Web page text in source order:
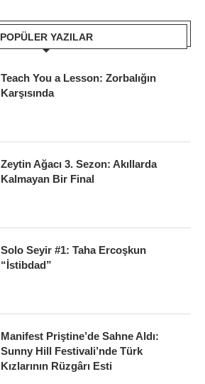
POPÜLER YAZILAR
Teach You a Lesson: Zorbalığın
Karşısında
Zeytin Ağacı 3. Sezon: Akıllarda
Kalmayan Bir Final
Solo Seyir #1: Taha Ercoşkun
“İstibdad”
Manifest Priştine’de Sahne Aldı:
Sunny Hill Festivali’nde Türk
Kızlarının Rüzgârı Esti